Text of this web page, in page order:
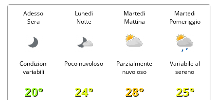
Adesso
Sera
Lunedi
Notte
Martedi
Mattina
Martedi
Pomeriggio
Condizioni
variabili
Poco nuvoloso
Parzialmente
nuvoloso
Variabile al
sereno
20° 24° 28° 25°